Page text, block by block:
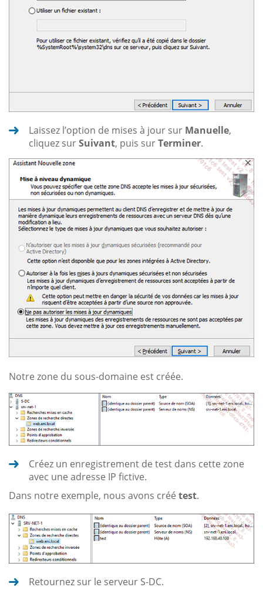
Laissez l’option de mises à jour sur Manuelle,
cliquez surSuivant, puis surTerminer.
Notre zone du sous-domaine est créée.
Créez un enregistrement de test dans cette zone
avec une adresse IP fictive.
Dans notre exemple, nous avons créé test.
Retournez sur le serveur S-DC.